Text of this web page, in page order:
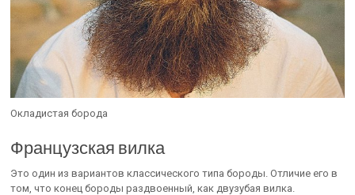
Окладистая борода
Французская вилка
Это один из вариантов классического типа бороды. Отличие его в
том, что конец бороды раздвоенный, как двузубая вилка.